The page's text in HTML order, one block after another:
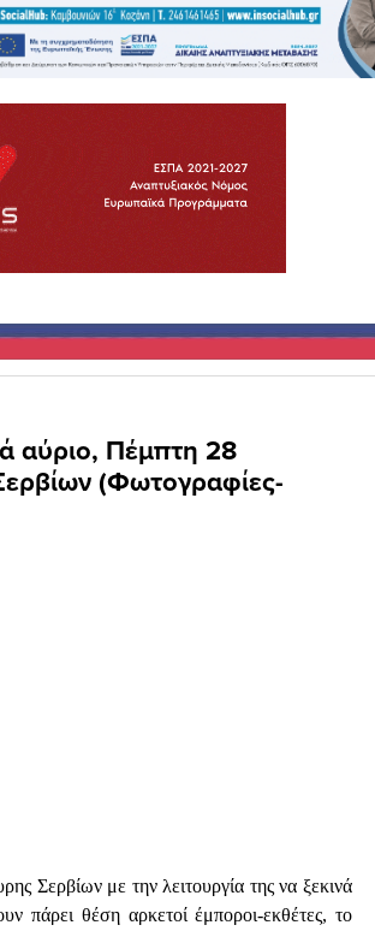
αύριο, Πέμπτη 28
(Φωτογραφίες-
Σερβίων με την λειτουργία της να ξεκινά
πάρει θέση αρκετοί έμποροι-εκθέτες, το